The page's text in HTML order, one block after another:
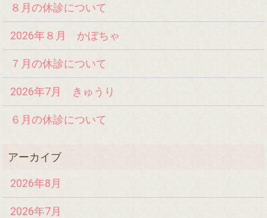
８月の休診について
2026年８月 かぼちゃ
７月の休診について
2026年7月 きゅうり
６月の休診について
2026年8月
2026年7月